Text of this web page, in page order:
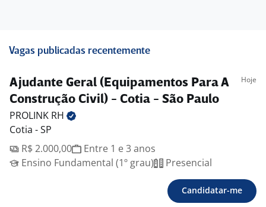
Vagas publicadas recentemente
Ajudante Geral (Equipamentos Para A
Construção Civil) - Cotia - São Paulo
Hoje
PROLINK RH
Cotia - SP
R$ 2.000,00
Entre 1 e 3 anos
Ensino Fundamental (1º grau)
Presencial
Candidatar-me